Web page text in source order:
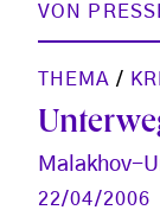
VON
THEMA /
Malakhov-
22/04/2006